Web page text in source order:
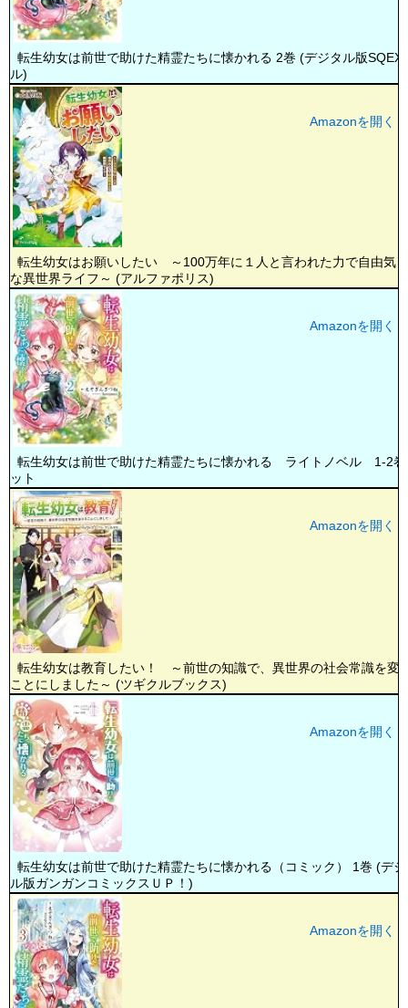
転生幼女は前世で助けた精霊たちに懐かれる 2巻 (デジタル版SQEX
ル)
転生幼女はお願いしたい ～100万年に１人と言われた力で自由気
な異世界ライフ～ (アルファポリス)
Amazonを開く
転生幼女は前世で助けた精霊たちに懐かれる ライトノベル 1-2巻
ット
Amazonを開く
転生幼女は教育したい！ ～前世の知識で、異世界の社会常識を変
ことにしました～ (ツギクルブックス)
Amazonを開く
転生幼女は前世で助けた精霊たちに懐かれる（コミック） 1巻 (デ
ル版ガンガンコミックスＵＰ！)
Amazonを開く
Amazonを開く